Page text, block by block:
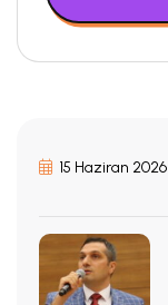
15 Haziran 2026